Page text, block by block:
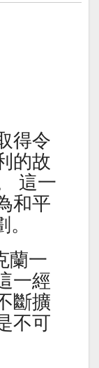
得令
的故
這一
和平
。
蘭一
一經
斷擴
不可